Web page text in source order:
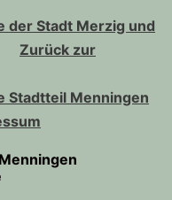
der Stadt Merzig und
Zurück zur
Stadtteil Menningen